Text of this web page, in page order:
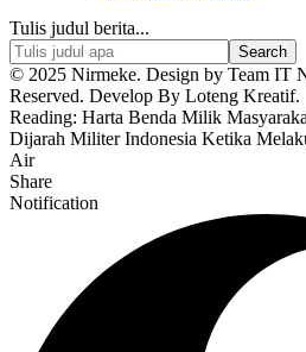
Tulis judul berita...
© 2025 Nirmeke. Design by Team IT
Reserved. Develop By Loteng Kreatif.
Reading: Harta Benda Milik
Dijarah Militer Indonesia Ketika
Air
Share
Notification